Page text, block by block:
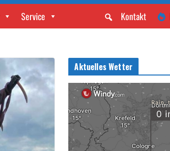
Service Kontakt
Aktuelles Wetter